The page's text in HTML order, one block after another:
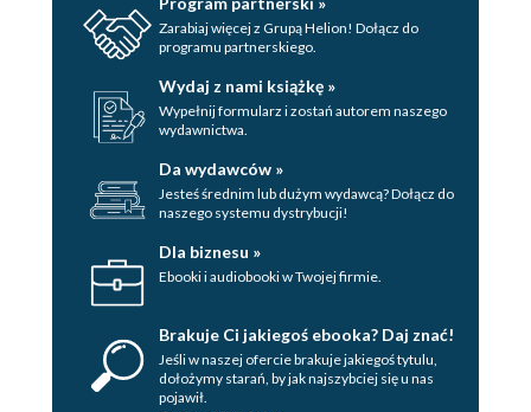
Zarabiaj więcej z Grupą Helion! Dołącz do
programu partnerskiego.
Wydaj z nami książkę »
Wypełnij formularz i zostań autorem naszego
wydawnictwa.
Da wydawców »
Jesteś średnim lub dużym wydawcą? Dołącz do
naszego systemu dystrybucji!
Dla biznesu »
Ebooki i audiobooki w Twojej firmie.
Brakuje Ci jakiegoś ebooka? Daj znać!
Jeśli w naszej ofercie brakuje jakiegoś tytulu,
dołożymy starań, by jak najszybciej się u nas
pojawił.